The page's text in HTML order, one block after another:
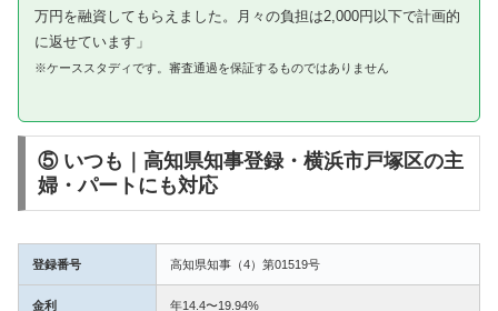
万円を融資してもらえました。月々の負担は2,000円以下で計画的
に返せています」
※ケーススタディです。審査通過を保証するものではありません
⑤ いつも｜高知県知事登録・横浜市戸塚区の主
婦・パートにも対応
登録番号 高知県知事（4）第01519号
金利 年14.4〜19.94%